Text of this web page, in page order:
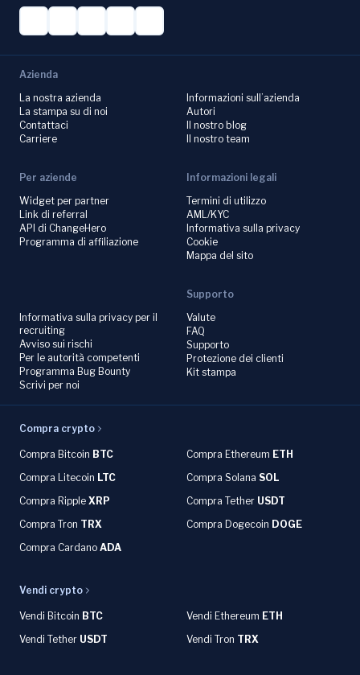
Azienda
La nostra azienda
La stampa su di noi
Contattaci
Carriere
Informazioni sull’azienda
Autori
Il nostro blog
Il nostro team
Per aziende
Widget per partner
Link di referral
API di ChangeHero
Programma di affiliazione
Informazioni legali
Termini di utilizzo
AML/KYC
Informativa sulla privacy
Cookie
Mappa del sito
Informativa sulla privacy per il
recruiting
Avviso sui rischi
Per le autorità competenti
Programma Bug Bounty
Scrivi per noi
Supporto
Valute
FAQ
Supporto
Protezione dei clienti
Kit stampa
Compra crypto
Compra Bitcoin BTC Compra Ethereum ETH
Compra Litecoin LTC Compra Solana SOL
Compra Ripple XRP Compra Tether USDT
Compra Tron TRX Compra Dogecoin DOGE
Compra Cardano ADA
Vendi crypto
Vendi Bitcoin BTC Vendi Ethereum ETH
Vendi Tether USDT Vendi Tron TRX